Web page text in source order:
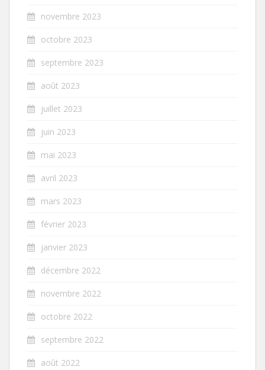
novembre 2023
octobre 2023
septembre 2023
août 2023
juillet 2023
juin 2023
mai 2023
avril 2023
mars 2023
février 2023
janvier 2023
décembre 2022
novembre 2022
octobre 2022
septembre 2022
août 2022